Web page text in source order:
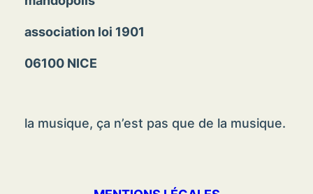
association loi 1901
06100 NICE
la musique, ça n’est pas que de la musique.